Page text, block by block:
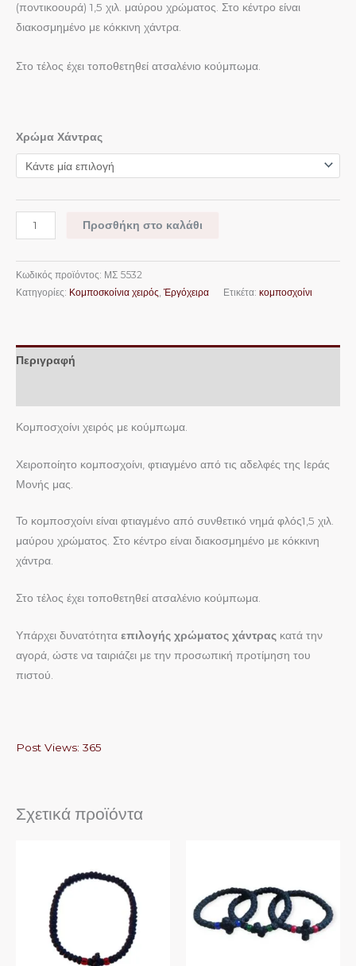
(ποντικοουρά) 1,5 χιλ. μαύρου χρώματος. Στο κέντρο είναι
διακοσμημένο με κόκκινη χάντρα.
Στο τέλος έχει τοποθετηθεί ατσαλένιο κούμπωμα.
Χρώμα Χάντρας
Προσθήκη στο καλάθι
Κωδικός προϊόντος: ΜΣ 5532
Κατηγορίες: Κομποσκοίνια χειρός, Ἐργόχειρα Ετικέτα: κομποσχοίνι
Περιγραφή
Κομποσχοίνι χειρός με κούμπωμα.
Χειροποίητο κομποσχοίνι, φτιαγμένο από τις αδελφές της Ιεράς
Μονής μας.
Το κομποσχοίνι είναι φτιαγμένο από συνθετικό νημά φλός1,5 χιλ.
μαύρου χρώματος. Στο κέντρο είναι διακοσμημένο με κόκκινη
χάντρα.
Στο τέλος έχει τοποθετηθεί ατσαλένιο κούμπωμα.
Υπάρχει δυνατότητα επιλογής χρώματος χάντρας κατά την
αγορά, ώστε να ταιριάζει με την προσωπική προτίμηση του
πιστού.
Post Views: 365
Σχετικά προϊόντα
το
πολλαπλές
παραλλαγές.
προϊόν
έχει
πολλαπλές